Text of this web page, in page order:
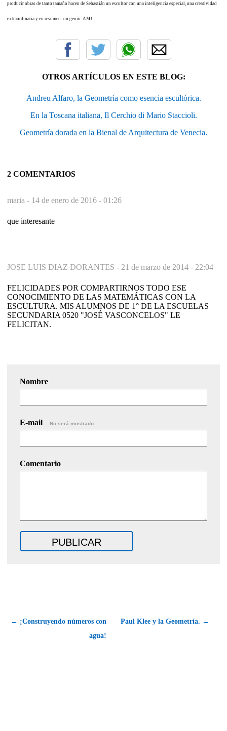
producir obras de tanto tamaño hacen de Sebastián un escultor con una inteligencia especial, una creatividad
extraordinaria y en resumen: un genio. AMJ
OTROS ARTÍCULOS EN ESTE BLOG:
Andreu Alfaro, la Geometría como esencia escultórica.
En la Toscana italiana, Il Cerchio di Mario Staccioli.
Geometría dorada en la Bienal de Arquitectura de Venecia.
2 COMENTARIOS
maria - 14 de enero de 2016 - 01:26
que interesante
JOSE LUIS DIAZ DORANTES - 21 de marzo de 2014 - 22:04
FELICIDADES POR COMPARTIRNOS TODO ESE
CONOCIMIENTO DE LAS MATEMÁTICAS CON LA
ESCULTURA. MIS ALUMNOS DE 1° DE LA ESCUELAS
SECUNDARIA 0520 "JOSÉ VASCONCELOS" LE
FELICITAN.
Nombre
E-mail No será mostrado.
Comentario
← ¡Construyendo números con
agua!
Paul Klee y la Geometría. →